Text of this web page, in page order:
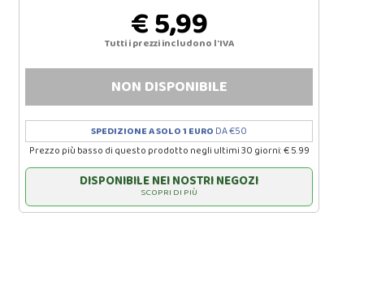
€ 5,99
Tutti i prezzi includono l'IVA
NON DISPONIBILE
SPEDIZIONE A SOLO 1 EURO DA €50
Prezzo più basso di questo prodotto negli ultimi 30 giorni: € 5.99
DISPONIBILE NEI NOSTRI NEGOZI
SCOPRI DI PIÙ